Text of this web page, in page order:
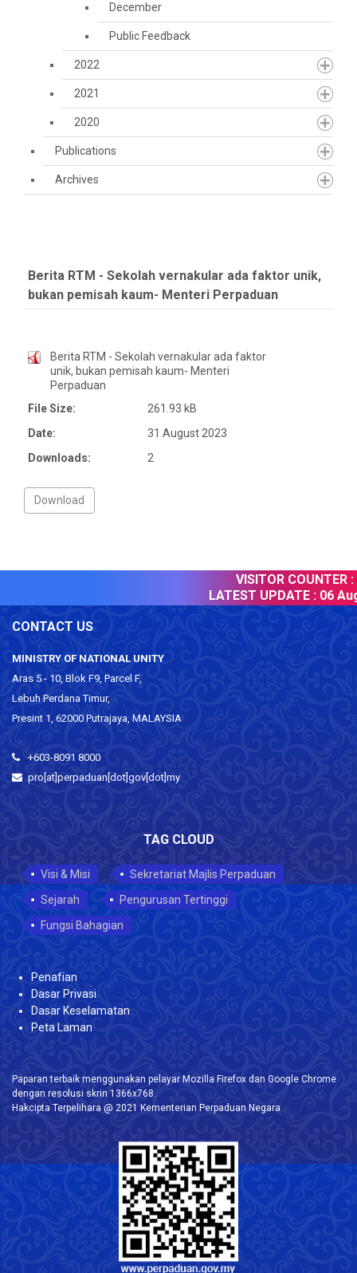
December
Public Feedback
2022
2021
2020
Publications
Archives
Berita RTM - Sekolah vernakular ada faktor unik,
bukan pemisah kaum- Menteri Perpaduan
Berita RTM - Sekolah vernakular ada faktor
unik, bukan pemisah kaum- Menteri
Perpaduan
File Size:
261.93 kB
Date:
31 August 2023
Downloads:
2
VISITOR COUNTER :
LATEST UPDATE : 06
CONTACT US
MINISTRY OF NATIONAL UNITY
Aras 5 - 10, Blok F9, Parcel F,
Lebuh Perdana Timur,
Presint 1, 62000 Putrajaya, MALAYSIA
+603-8091 8000
pro[at]perpaduan[dot]gov[dot]my
TAG CLOUD
Visi & Misi
Sekretariat Majlis Perpaduan
Sejarah
Pengurusan Tertinggi
Fungsi Bahagian
Penafian
Dasar Privasi
Dasar Keselamatan
Peta Laman
Paparan terbaik menggunakan pelayar Mozilla Firefox dan Google Chrome
dengan resolusi skrin 1366x768.
Hakcipta Terpelihara @ 2021 Kementerian Perpaduan Negara